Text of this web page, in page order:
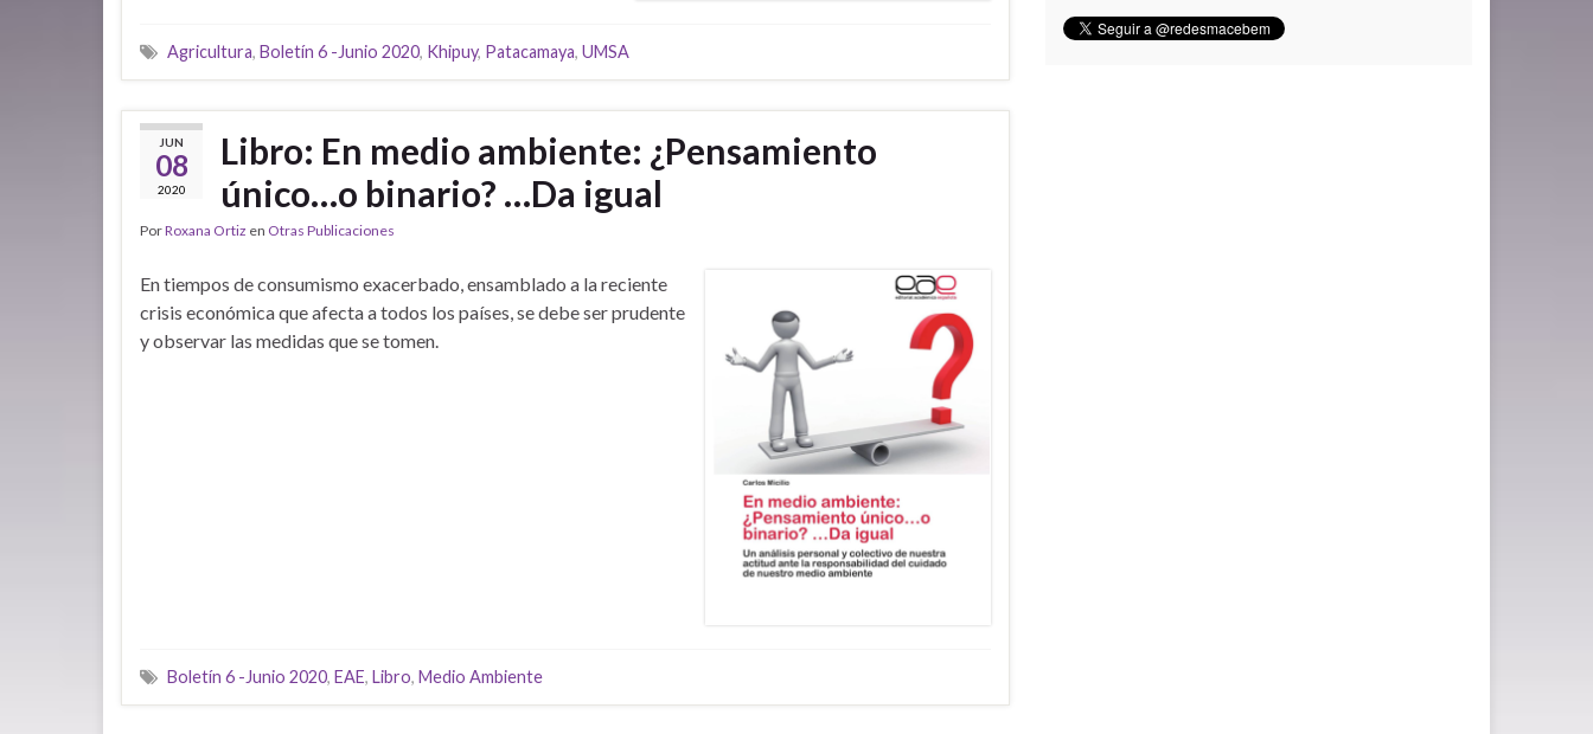
Agricultura, Boletín 6 -Junio 2020, Khipuy, Patacamaya, UMSA
JUN
08
2020
Libro: En medio ambiente: ¿Pensamiento
único…o binario? …Da igual
PorRoxana Ortiz en Otras Publicaciones
En tiempos de consumismo exacerbado, ensamblado a la reciente
crisis económica que afecta a todos los países, se debe ser prudente
y observar las medidas que se tomen.
Boletín 6 -Junio 2020, EAE, Libro, Medio Ambiente